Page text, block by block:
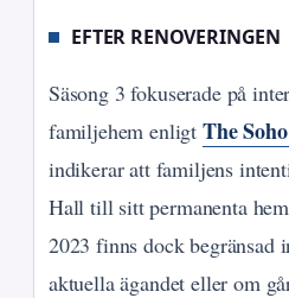
EFTER RENOVERINGEN
Säsong 3 fokuserade på
familjehem enligt The
indikerar att familjens
Hall till sitt permanenta
2023 finns dock begränsad
aktuella ägandet eller om